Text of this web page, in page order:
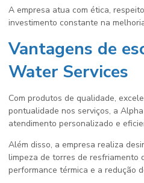
A empresa atua com ética,
investimento constante na
Vantagens de
Water Services
Com produtos de qualidade,
pontualidade nos serviços, a
atendimento personalizado e
Além disso, a empresa realiza
limpeza de torres de resfriamento
performance térmica e a redução